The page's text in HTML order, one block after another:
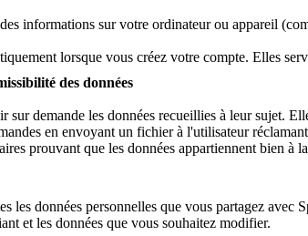
informations sur votre ordinateur ou appareil
lorsque vous créez votre compte. Elles
des données
sur demande les données recueillies à leur sujet.
en envoyant un fichier à l'utilisateur
prouvant que les données appartiennent bien à
les données personnelles que vous partagez avec
et les données que vous souhaitez modifier.